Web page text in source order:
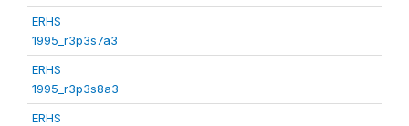
ERHS
1995_r3p3s7a3
ERHS
1995_r3p3s8a3
ERHS